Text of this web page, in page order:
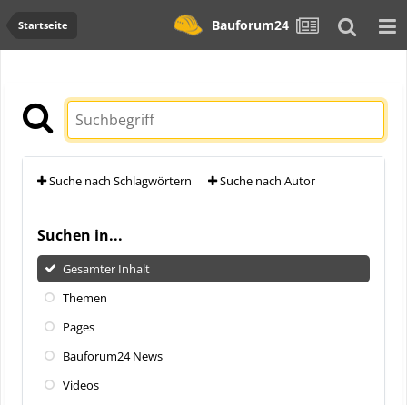
Startseite Bauforum24
Suche nach Schlagwörtern Suche nach Autor
Suchen in...
Gesamter Inhalt
Themen
Pages
Bauforum24 News
Videos